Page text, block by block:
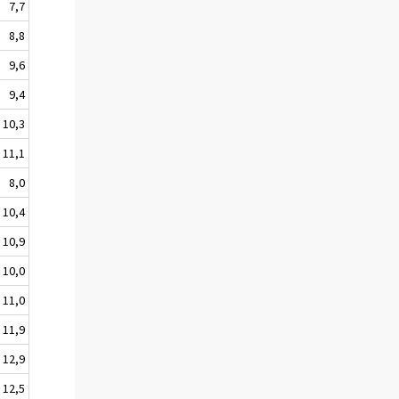
7,7
8,8
9,6
9,4
10,3
11,1
8,0
10,4
10,9
10,0
11,0
11,9
12,9
12,5